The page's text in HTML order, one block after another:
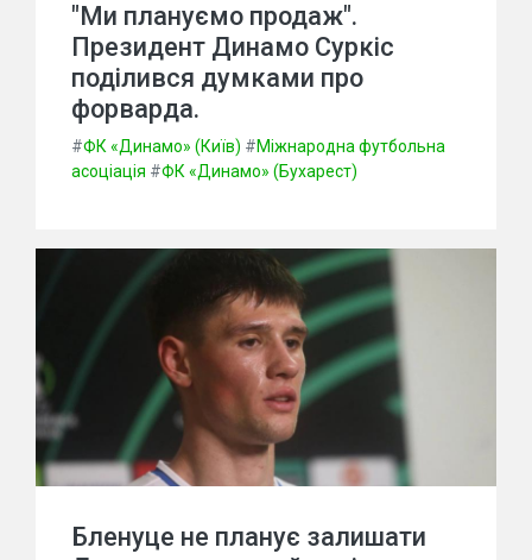
"Ми плануємо продаж".
Президент Динамо Суркіс
поділився думками про
форварда.
#ФК «Динамо» (Київ) #Міжнародна футбольна
асоціація #ФК «Динамо» (Бухарест)
Бленуце не планує залишати